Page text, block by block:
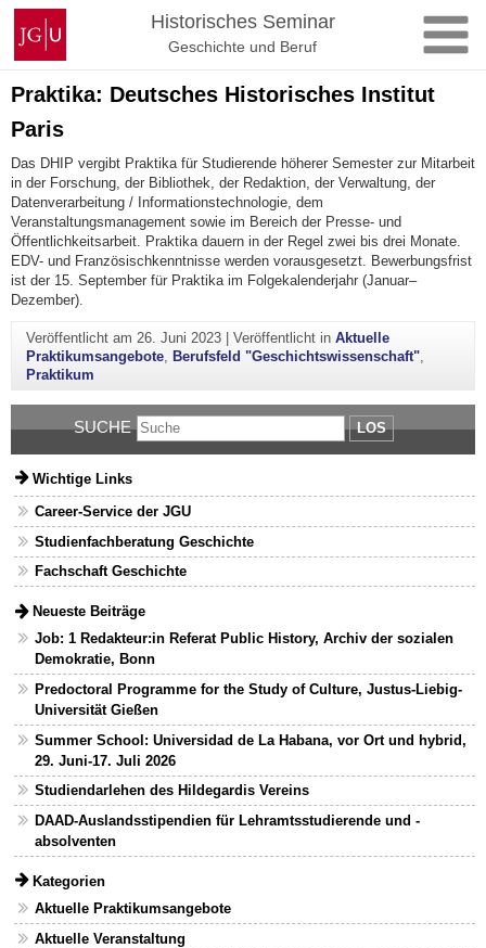
Zum
Inhalt
springen
Johannes
Gutenberg-
Universität
Mainz
Historisches Seminar
Geschichte und Beruf
Praktika: Deutsches Historisches Institut
Paris
Das DHIP vergibt Praktika für Studierende höherer Semester zur Mitarbeit
in der Forschung, der Bibliothek, der Redaktion, der Verwaltung, der
Datenverarbeitung / Informationstechnologie, dem
Veranstaltungsmanagement sowie im Bereich der Presse- und
Öffentlichkeitsarbeit. Praktika dauern in der Regel zwei bis drei Monate.
EDV- und Französischkenntnisse werden vorausgesetzt. Bewerbungsfrist
ist der 15. September für Praktika im Folgekalenderjahr (Januar–
Dezember).
Veröffentlicht am 26. Juni 2023| Veröffentlicht in Aktuelle
Praktikumsangebote, Berufsfeld "Geschichtswissenschaft",
Praktikum
SUCHE LOS
Wichtige Links
Career-Service der JGU
Studienfachberatung Geschichte
Fachschaft Geschichte
Neueste Beiträge
Job: 1 Redakteur:in Referat Public History, Archiv der sozialen
Demokratie, Bonn
Predoctoral Programme for the Study of Culture, Justus-Liebig-
Universität Gießen
Summer School: Universidad de La Habana, vor Ort und hybrid,
29. Juni-17. Juli 2026
Studiendarlehen des Hildegardis Vereins
DAAD-Auslandsstipendien für Lehramtsstudierende und -
absolventen
Kategorien
Aktuelle Praktikumsangebote
Aktuelle Veranstaltung